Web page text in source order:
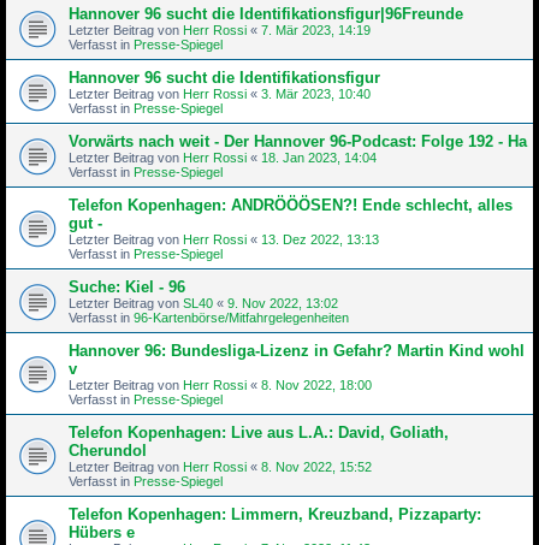
Hannover 96 sucht die Identifikationsfigur|96Freunde
Letzter Beitrag von Herr Rossi « 7. Mär 2023, 14:19
Verfasst in Presse-Spiegel
Hannover 96 sucht die Identifikationsfigur
Letzter Beitrag von Herr Rossi « 3. Mär 2023, 10:40
Verfasst in Presse-Spiegel
Vorwärts nach weit - Der Hannover 96-Podcast: Folge 192 - Ha
Letzter Beitrag von Herr Rossi « 18. Jan 2023, 14:04
Verfasst in Presse-Spiegel
Telefon Kopenhagen: ANDRÖÖÖSEN?! Ende schlecht, alles
gut -
Letzter Beitrag von Herr Rossi « 13. Dez 2022, 13:13
Verfasst in Presse-Spiegel
Suche: Kiel - 96
Letzter Beitrag von SL40 « 9. Nov 2022, 13:02
Verfasst in 96-Kartenbörse/Mitfahrgelegenheiten
Hannover 96: Bundesliga-Lizenz in Gefahr? Martin Kind wohl
v
Letzter Beitrag von Herr Rossi « 8. Nov 2022, 18:00
Verfasst in Presse-Spiegel
Telefon Kopenhagen: Live aus L.A.: David, Goliath,
Cherundol
Letzter Beitrag von Herr Rossi « 8. Nov 2022, 15:52
Verfasst in Presse-Spiegel
Telefon Kopenhagen: Limmern, Kreuzband, Pizzaparty:
Hübers e